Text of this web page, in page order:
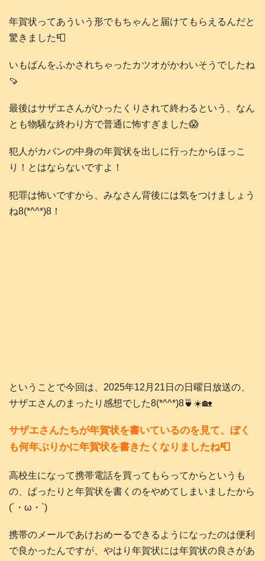
年賀状ってあういう形でもちゃんと届けてもらえるんだと
驚きました📮
いもばんをふかされちゃったカツオがかわいそうでしたね
🍠
最後はサザエさんがひったくりされて終わるという、なん
とも物騒な終わり方で普通に怖すぎました😱
犯人がカバンの中身の年賀状を出しに行ったからほっこ
り！とはならないですよ！
犯罪は怖いですから、みなさん背後には気をつけましょう
ね8(*^^*)8！
ということで今回は、2025年12月21日の日曜日放送の、
サザエさんのまったり感想でした8(*^^*)8🍵☀️🏡
サザエさんたちが年賀状を書いているのを見て、ぼく
も何年ぶりかに年賀状を書きたくなりましたね📮
高校生になって携帯電話を買ってもらってからというも
の、ぱったりと年賀状を書くのをやめてしまいましたから
(´・ω・`)
携帯のメールであけおめーるできるようになったのは便利
で良かったんですが、やはり年賀状には年賀状の良さがあ